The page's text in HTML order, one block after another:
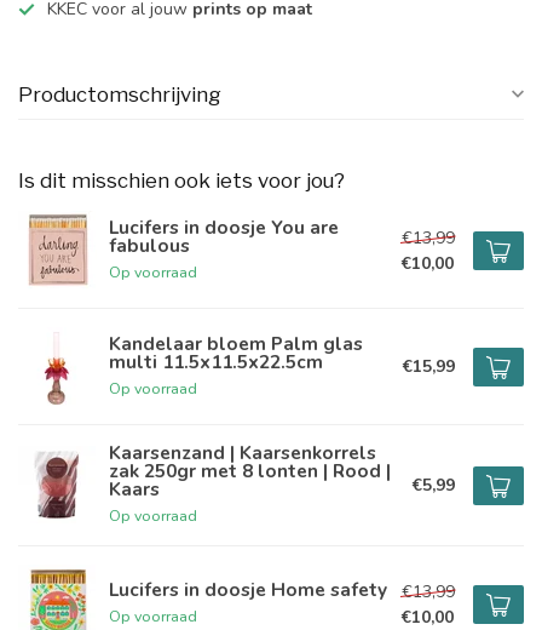
KKEC voor al jouw prints op maat
Productomschrijving
Is dit misschien ook iets voor jou?
Lucifers in doosje You are
fabulous
Op voorraad
€13,99
€10,00
Kandelaar bloem Palm glas
multi 11.5x11.5x22.5cm
Op voorraad
€15,99
Kaarsenzand | Kaarsenkorrels
zak 250gr met 8 lonten | Rood |
Kaars
Op voorraad
€5,99
Lucifers in doosje Home safety
Op voorraad
€13,99
€10,00